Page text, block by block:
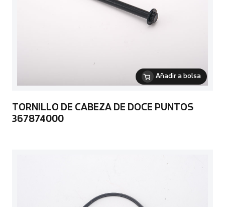
Añadir a bolsa
TORNILLO DE CABEZA DE DOCE PUNTOS
367874000